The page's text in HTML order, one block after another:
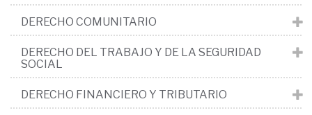
DERECHO COMUNITARIO
DERECHO DEL TRABAJO Y DE LA SEGURIDAD
SOCIAL
DERECHO FINANCIERO Y TRIBUTARIO